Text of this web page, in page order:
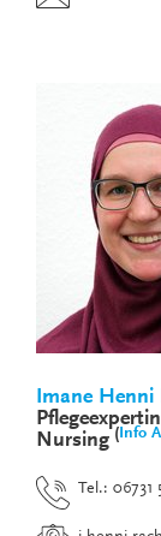
Imane Henni
Nursing(Info
Tel.: 06731